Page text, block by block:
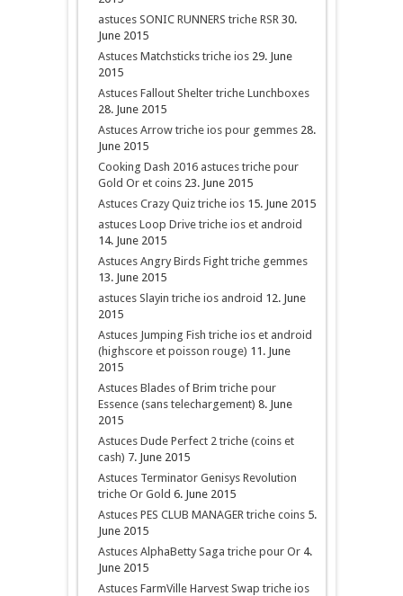
astuces SONIC RUNNERS triche RSR 30.
June 2015
Astuces Matchsticks triche ios 29. June
2015
Astuces Fallout Shelter triche Lunchboxes
28. June 2015
Astuces Arrow triche ios pour gemmes 28.
June 2015
Cooking Dash 2016 astuces triche pour
Gold Or et coins 23. June 2015
Astuces Crazy Quiz triche ios 15. June 2015
astuces Loop Drive triche ios et android
14. June 2015
Astuces Angry Birds Fight triche gemmes
13. June 2015
astuces Slayin triche ios android 12. June
2015
Astuces Jumping Fish triche ios et android
(highscore et poisson rouge) 11. June
2015
Astuces Blades of Brim triche pour
Essence (sans telechargement) 8. June
2015
Astuces Dude Perfect 2 triche (coins et
cash) 7. June 2015
Astuces Terminator Genisys Revolution
triche Or Gold 6. June 2015
Astuces PES CLUB MANAGER triche coins 5.
June 2015
Astuces AlphaBetty Saga triche pour Or 4.
June 2015
Astuces FarmVille Harvest Swap triche ios